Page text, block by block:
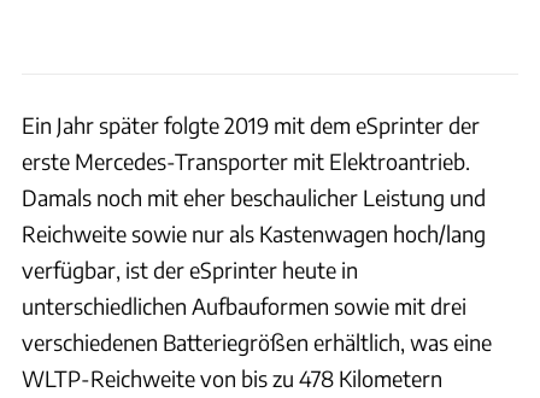
Ein Jahr später folgte 2019 mit dem eSprinter der
erste Mercedes-Transporter mit Elektroantrieb.
Damals noch mit eher beschaulicher Leistung und
Reichweite sowie nur als Kastenwagen hoch/lang
verfügbar, ist der eSprinter heute in
unterschiedlichen Aufbauformen sowie mit drei
verschiedenen Batteriegrößen erhältlich, was eine
WLTP-Reichweite von bis zu 478 Kilometern